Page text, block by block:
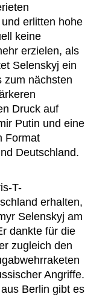
erlitten hohe
keine
erzielen, als
Selenskyj ein
zum nächsten
Druck auf
Putin und eine
Format
Deutschland.
T-
erhalten,
Selenskyj am
dankte für die
zugleich den
Angriffe.
Berlin gibt es